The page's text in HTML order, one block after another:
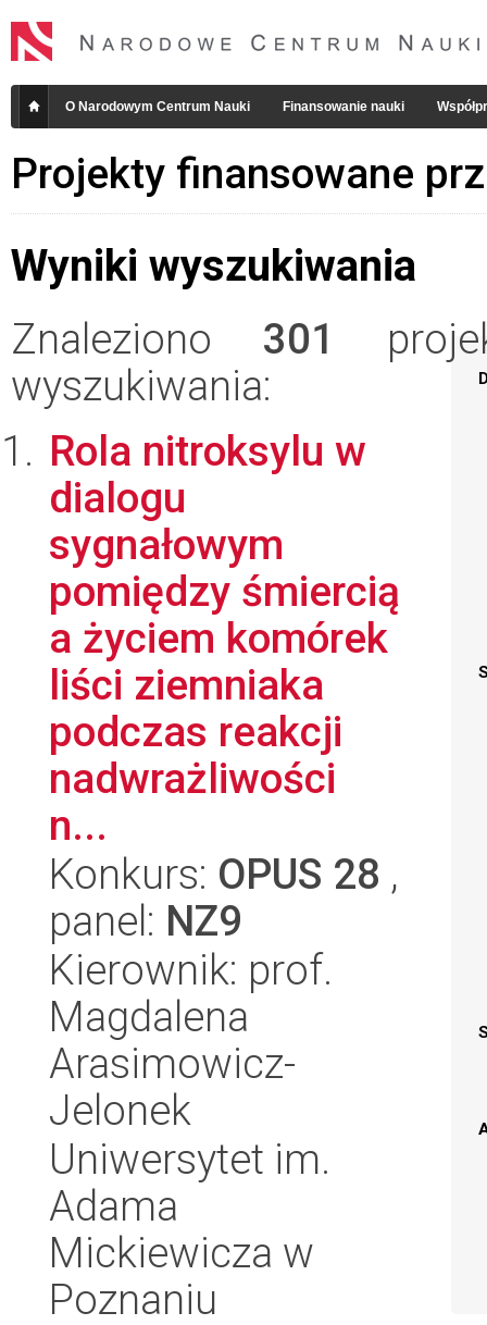
O Narodowym Centrum Nauki Finansowanie nauki
Projekty finansowane
Wyniki wyszukiwania
Znaleziono 301
wyszukiwania:
Rola nitroksylu w
dialogu
sygnałowym
pomiędzy śmiercią
a życiem komórek
liści ziemniaka
podczas reakcji
nadwrażliwości
n...
Konkurs: OPUS 28 ,
panel: NZ9
Kierownik: prof.
Magdalena
Arasimowicz-
Jelonek
Uniwersytet im.
Adama
Mickiewicza w
Poznaniu